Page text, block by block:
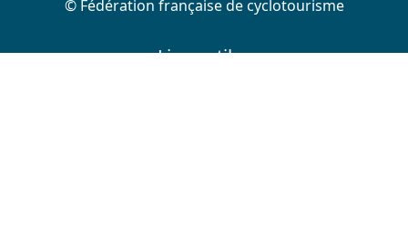
© Fédération française de cyclotourisme
Liens utiles